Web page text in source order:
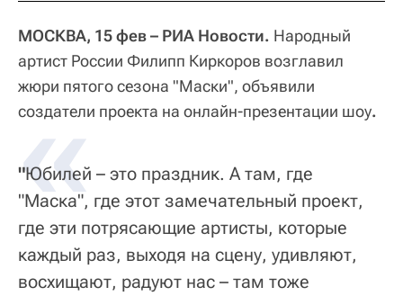
МОСКВА, 15 фев – РИА Новости. Народный
артист России Филипп Киркоров возглавил
жюри пятого сезона "Маски", объявили
создатели проекта на онлайн-презентации шоу.
«
"Юбилей – это праздник. А там, где
"Маска", где этот замечательный проект,
где эти потрясающие артисты, которые
каждый раз, выходя на сцену, удивляют,
восхищают, радуют нас – там тоже